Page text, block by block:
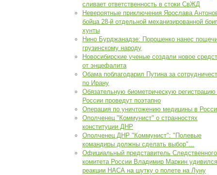
сливает ответственность в стоки СвЖД
Невероятные приключения Ярослава
бойца 28-й отдельной механизированной
хунты
Нино Бурджанадзе: Порошенко нанес
грузинскому народу
Новосибирские ученые создали новое
от энцефалита
Обама поблагодарил Путина за
по Ирану
Обязательную биометрическую регистрацию
России проведут поэтапно
Операция по уничтожению медицины в
Ополченец "Коммунист" о странностях
конституции ДНР
Ополченец ДНР "Коммунист": "Полевые
командиры должны сделать выбор"...
Официальный представитель Следственного
комитета России Владимир Маркин удивился
реакции НАСА на шутку о полете на Луну